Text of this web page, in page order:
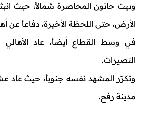
وبيت حانون المحاصرة شمالاً، حيث
الأرض، حتى اللحظة الأخيرة، دفاعاً عن
في وسط القطاع أيضاً، عاد
النصيرات.
وتكرّر المشهد نفسه جنوباً، حيث عاد
مدينة رفح.